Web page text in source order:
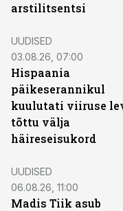
arstilitsentsi
UUDISED
03.08.26, 07:00
Hispaania
päikeserannikul
kuulutati viiruse
tõttu välja
häireseisukord
UUDISED
06.08.26, 11:00
Madis Tiik asub